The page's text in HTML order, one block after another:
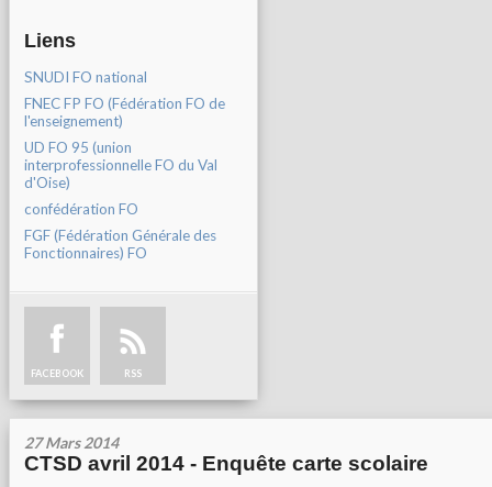
Liens
SNUDI FO national
FNEC FP FO (Fédération FO de
l'enseignement)
UD FO 95 (union
interprofessionnelle FO du Val
d'Oise)
confédération FO
FGF (Fédération Générale des
Fonctionnaires) FO
FACEBOOK RSS
27 Mars 2014
CTSD avril 2014 - Enquête carte scolaire